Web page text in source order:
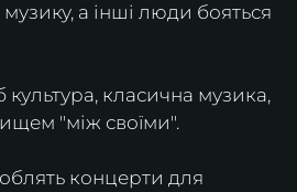
а інші люди бояться
класична музика,
"між своїми".
концерти для